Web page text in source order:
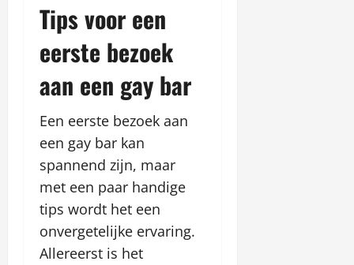
Tips voor een
eerste bezoek
aan een gay bar
Een eerste bezoek aan
een gay bar kan
spannend zijn, maar
met een paar handige
tips wordt het een
onvergetelijke ervaring.
Allereerst is het